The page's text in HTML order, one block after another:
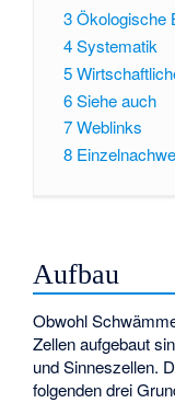
3Ökologische
4Systematik
5
6Siehe auch
7Weblinks
8
Aufbau
Obwohl
Zellen aufgebaut
und Sinneszellen.
folgenden drei